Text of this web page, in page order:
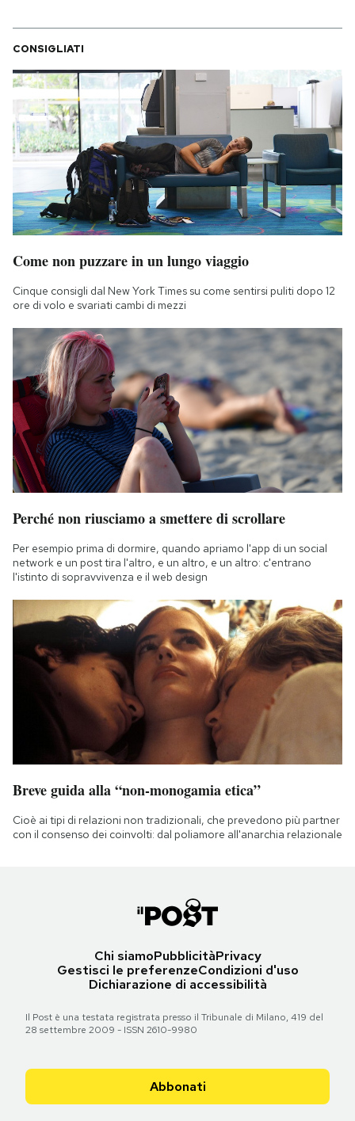
CONSIGLIATI
Come non puzzare in un lungo viaggio
Cinque consigli dal New York Times su come sentirsi puliti dopo 12
ore di volo e svariati cambi di mezzi
Perché non riusciamo a smettere di scrollare
Per esempio prima di dormire, quando apriamo l'app di un social
network e un post tira l'altro, e un altro, e un altro: c'entrano
l'istinto di sopravvivenza e il web design
Breve guida alla “non-monogamia etica”
Cioè ai tipi di relazioni non tradizionali, che prevedono più partner
con il consenso dei coinvolti: dal poliamore all'anarchia relazionale
Chi siamoPubblicitàPrivacy
Gestisci le preferenzeCondizioni d'uso
Dichiarazione di accessibilità
Il Post è una testata registrata presso il Tribunale di Milano, 419 del
28 settembre 2009 - ISSN 2610-9980
Abbonati